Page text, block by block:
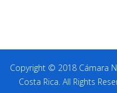
Copyright © 2018 Cámara
Costa Rica. All Rights